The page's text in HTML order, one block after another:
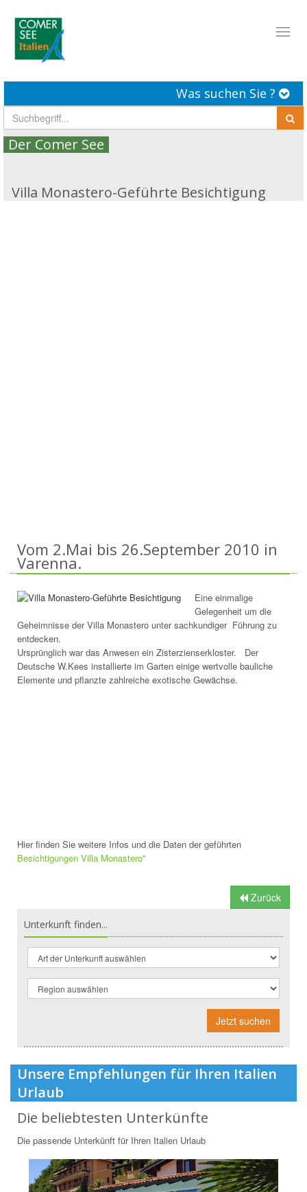
Was suchen Sie ?
Der Comer See
Villa Monastero-Geführte Besichtigung
Vom 2.Mai bis 26.September 2010 in
Varenna.
Eine einmalige
Gelegenheit um die
Geheimnisse der Villa Monastero unter sachkundiger Führung zu
entdecken.
Ursprünglich war das Anwesen ein Zisterzienserkloster. Der
Deutsche W.Kees installierte im Garten einige wertvolle bauliche
Elemente und pflanzte zahlreiche exotische Gewächse.
Hier finden Sie weitere Infos und die Daten der geführten
Besichtigungen Villa Monastero"
Zurück
Unterkunft finden...
Jetzt suchen
Unsere Empfehlungen für Ihren Italien
Urlaub
Die beliebtesten Unterkünfte
Die passende Unterkünft für Ihren Italien Urlaub